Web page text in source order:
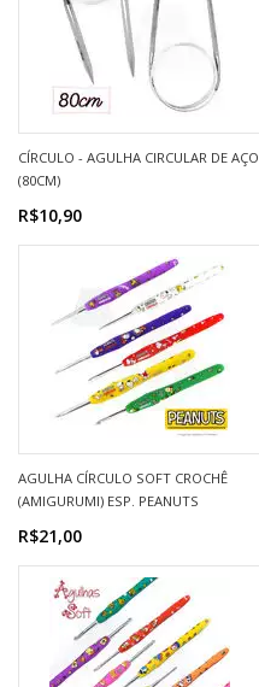
CÍRCULO - AGULHA CIRCULAR DE AÇO
(80CM)
R$10,90
AGULHA CÍRCULO SOFT CROCHÊ
(AMIGURUMI) ESP. PEANUTS
R$21,00